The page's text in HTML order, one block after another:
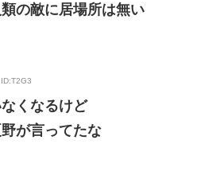
の敵に居場所は無い
ID:T2G3
くなるけど
が言ってたな